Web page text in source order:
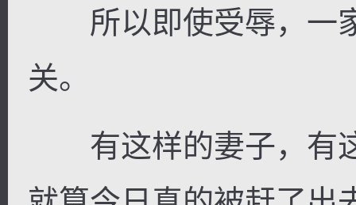
所以即使受辱，一
关。
有这样的妻子，有